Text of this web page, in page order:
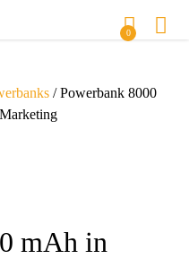
0
/ Powerbank 8000
mAh in